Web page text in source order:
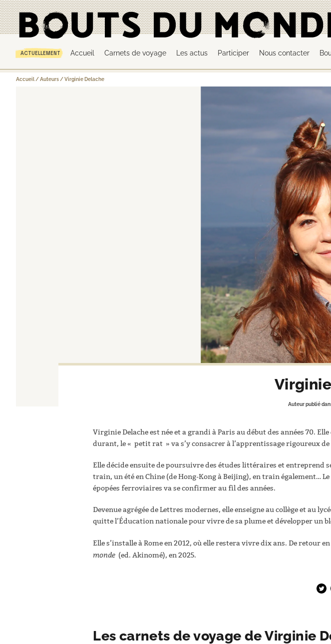
ACTUELLEMENT Accueil Carnets de voyage Les actus Participer Nous contacter
Accueil /Auteurs /Virginie Delache
Auteur publié
Virginie Delache est née et a grandi à Paris au début des années 70. Elle
durant, le « petit rat » va s’y consacrer à l’apprentissage rigoureux
Elle décide ensuite de poursuivre des études littéraires et entreprend
train, un été en Chine (de Hong-Kong à Beijing), en train également…
épopées ferroviaires va se confirmer au fil des années.
Devenue agrégée de Lettres modernes, elle enseigne au collège et au
quitte l’Éducation nationale pour vivre de sa plume et développer un
Elle s’installe à Rome en 2012, où elle restera vivre dix ans. De retour
monde (ed. Akinomé), en 2025.
Les carnets de voyage de Virginie